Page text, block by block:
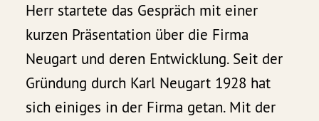
Herr startete das Gespräch mit einer
kurzen Präsentation über die Firma
Neugart und deren Entwicklung. Seit der
Gründung durch Karl Neugart 1928 hat
sich einiges in der Firma getan. Mit der